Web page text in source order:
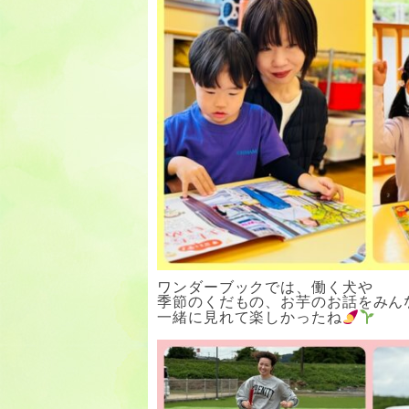
ワンダーブックでは、働く犬や
季節のくだもの、お芋のお話をみん
一緒に見れて楽しかったね